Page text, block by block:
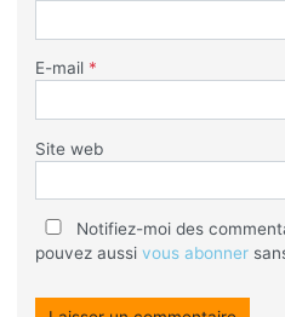
E-mail *
Site web
Notifiez-moi des
pouvez aussi vous abonner